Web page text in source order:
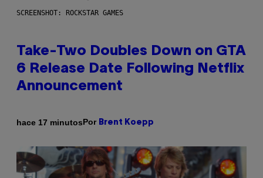
SCREENSHOT: ROCKSTAR GAMES
Take-Two Doubles Down on GTA
6 Release Date Following Netflix
Announcement
hace 17 minutosPor Brent Koepp